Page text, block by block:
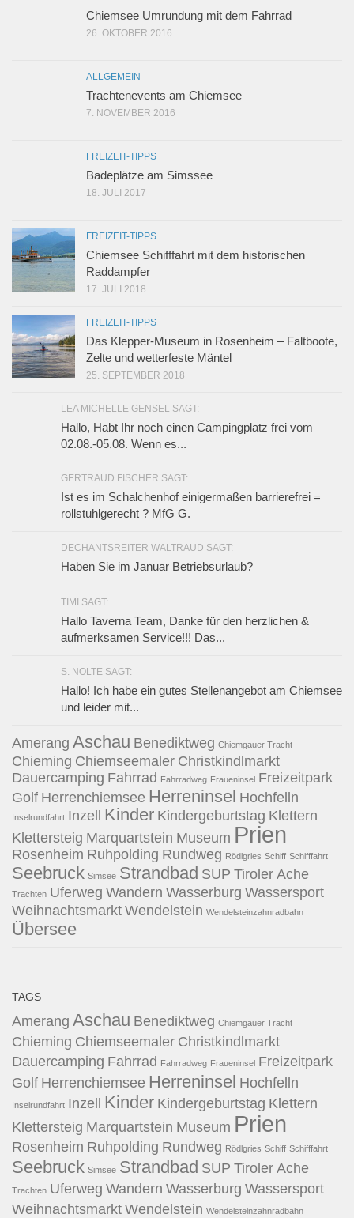
Chiemsee Umrundung mit dem Fahrrad
26. OKTOBER 2016
ALLGEMEIN
Trachtenevents am Chiemsee
7. NOVEMBER 2016
FREIZEIT-TIPPS
Badeplätze am Simssee
18. JULI 2017
FREIZEIT-TIPPS
Chiemsee Schifffahrt mit dem historischen
Raddampfer
17. JULI 2018
FREIZEIT-TIPPS
Das Klepper-Museum in Rosenheim – Faltboote,
Zelte und wetterfeste Mäntel
25. SEPTEMBER 2018
LEA MICHELLE GENSEL SAGT:
Hallo, Habt Ihr noch einen Campingplatz frei vom
02.08.-05.08. Wenn es...
GERTRAUD FISCHER SAGT:
Ist es im Schalchenhof einigermaßen barrierefrei =
rollstuhlgerecht ? MfG G.
DECHANTSREITER WALTRAUD SAGT:
Haben Sie im Januar Betriebsurlaub?
TIMI SAGT:
Hallo Taverna Team, Danke für den herzlichen &
aufmerksamen Service!!! Das...
S. NOLTE SAGT:
Hallo! Ich habe ein gutes Stellenangebot am Chiemsee
und leider mit...
Amerang Aschau Benediktweg Chiemgauer Tracht
Chieming Chiemseemaler Christkindlmarkt
Dauercamping Fahrrad Fahrradweg Fraueninsel Freizeitpark
Golf Herrenchiemsee Herreninsel Hochfelln
Inselrundfahrt Inzell Kinder Kindergeburtstag Klettern
Klettersteig Marquartstein Museum Prien
Rosenheim Ruhpolding Rundweg Rödlgries Schiff Schifffahrt
Seebruck Simsee Strandbad SUP Tiroler Ache
Trachten Uferweg Wandern Wasserburg Wassersport
Weihnachtsmarkt Wendelstein Wendelsteinzahnradbahn
Übersee
TAGS
Amerang Aschau Benediktweg Chiemgauer Tracht
Chieming Chiemseemaler Christkindlmarkt
Dauercamping Fahrrad Fahrradweg Fraueninsel Freizeitpark
Golf Herrenchiemsee Herreninsel Hochfelln
Inselrundfahrt Inzell Kinder Kindergeburtstag Klettern
Klettersteig Marquartstein Museum Prien
Rosenheim Ruhpolding Rundweg Rödlgries Schiff Schifffahrt
Seebruck Simsee Strandbad SUP Tiroler Ache
Trachten Uferweg Wandern Wasserburg Wassersport
Weihnachtsmarkt Wendelstein Wendelsteinzahnradbahn